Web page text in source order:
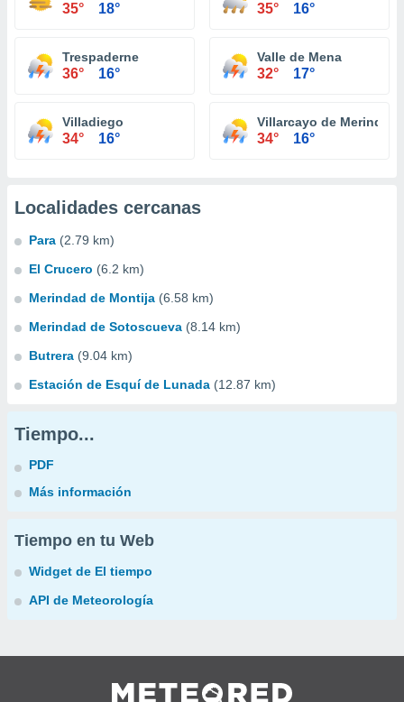
35° 18° 35° 16°
Trespaderne
36° 16°
Valle de Mena
32° 17°
Villadiego
34° 16°
Villarcayo de Merindad
34° 16°
Localidades cercanas
Para (2.79 km)
El Crucero (6.2 km)
Merindad de Montija (6.58 km)
Merindad de Sotoscueva (8.14 km)
Butrera (9.04 km)
Estación de Esquí de Lunada (12.87 km)
Tiempo...
PDF
Más información
Tiempo en tu Web
Widget de El tiempo
API de Meteorología